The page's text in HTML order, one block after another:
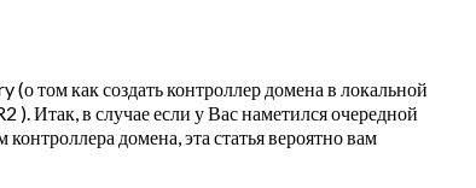
как создать контроллер домена в локальной
Итак, в случае если у Вас наметился очередной
домена, эта статья вероятно вам